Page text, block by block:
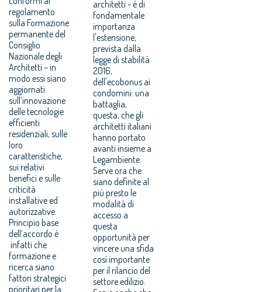
regolamento
sulla Formazione
permanente del
Consiglio
Nazionale degli
Architetti – in
modo essi siano
aggiornati
sull’innovazione
delle tecnologie
efficienti
residenziali, sulle
loro
caratteristiche,
sui relativi
benefici e sulle
criticità
installative ed
autorizzative.
Principio base
dell’accordo è
infatti che
formazione e
ricerca siano
fattori strategici
prioritari per la
architetti - è di
fondamentale
importanza
l'estensione,
prevista dalla
legge di stabilità
2016,
dell'ecobonus ai
condomini: una
battaglia,
questa, che gli
architetti italiani
hanno portato
avanti insieme a
Legambiente.
Serve ora che
siano definite al
più presto le
modalità di
accesso a
questa
opportunità per
vincere una sfida
così importante
per il rilancio del
settore edilizio.